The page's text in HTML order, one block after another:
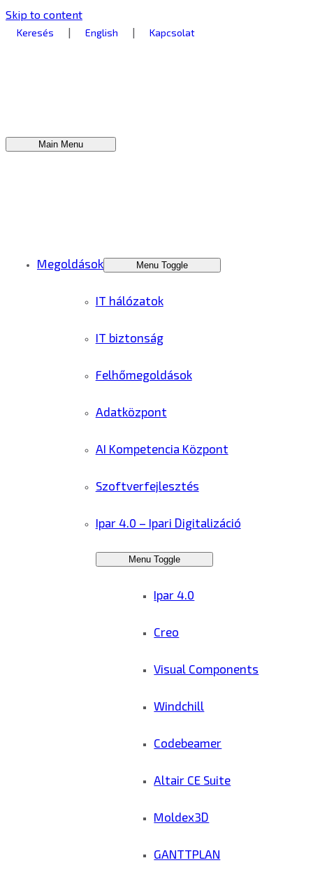
Skip to content
Keresés | English | Kapcsolat
Main Menu
Megoldások Menu Toggle
IT hálózatok
IT biztonság
Felhőmegoldások
Adatközpont
AI Kompetencia Központ
Szoftverfejlesztés
Ipar 4.0 – Ipari Digitalizáció
Menu Toggle
Ipar 4.0
Creo
Visual Components
Windchill
Codebeamer
Altair CE Suite
Moldex3D
GANTTPLAN